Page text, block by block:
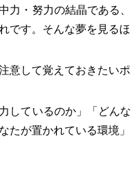
力・努力の結晶である
です。そんな夢を見る
意して覚えておきたいポ
しているのか」「どん
たが置かれている環境」